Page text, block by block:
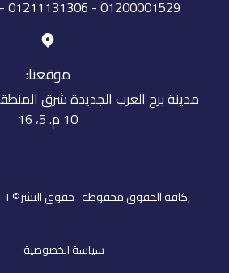
01200001529 - 01211131306 - 01276659985
موقعنا:
مدينة برج العرب الجديدة شرق
10 م. 5، 16
,كافة الحقوق محفوظة . حقوق النشر© ٢٠٢٦ شركة الفاروق
سياسة الخصوصية